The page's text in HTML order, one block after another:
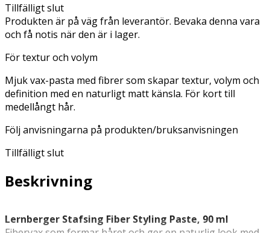
Tillfälligt slut
Produkten är på väg från leverantör. Bevaka denna vara
och få notis när den är i lager.
För textur och volym
Mjuk vax-pasta med fibrer som skapar textur, volym och
definition med en naturligt matt känsla. För kort till
medellångt hår.
Följ anvisningarna på produkten/bruksanvisningen
Tillfälligt slut
Beskrivning
Lernberger Stafsing Fiber Styling Paste, 90 ml